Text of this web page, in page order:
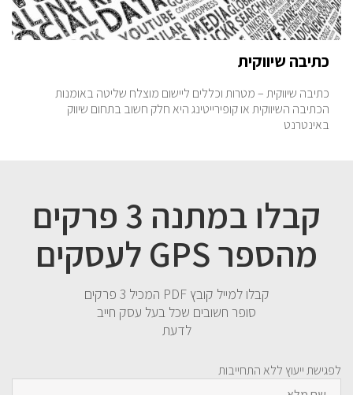
כתיבה שיווקית
כתיבה שיווקית – מטרות וכללים ליישום מוצלח שליטה באומנות
הכתיבה השיווקית או קופירייטינג היא חלק חשוב בתחום שיווק
באינטרנט
קבלו במתנה 3 פרקים
מהספר GPS לעסקים
קבלו למייל קובץ PDF המכיל 3 פרקים
סופר חשובים שכל בעל עסק חייב
לדעת
לפגישת ייעוץ ללא התחייבות